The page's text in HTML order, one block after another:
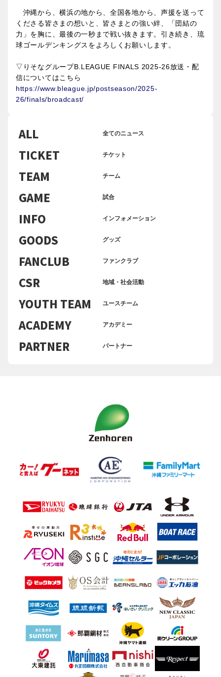
沖縄から、横浜の地から、全国各地から、声援を送って
くださる皆さまの想いと、皆さまとの強い絆、「団結の
力」を胸に、最後の一秒まで戦い抜きます。引き続き、琉
球ゴールデンキングスをよろしくお願いします。
▽りそなグループB.LEAGUE FINALS 2025-26放送・配
信についてはこちら
https://www.bleague.jp/postseason/2025-
26/finals/broadcast/
ALL 全てのニュース
TICKET チケット
TEAM チーム
GAME 試合
INFO インフォメーション
GOODS グッズ
FANCLUB ファンクラブ
CSR 地域・社会活動
YOUTH TEAM ユースチーム
ACADEMY アカデミー
PARTNER パートナー